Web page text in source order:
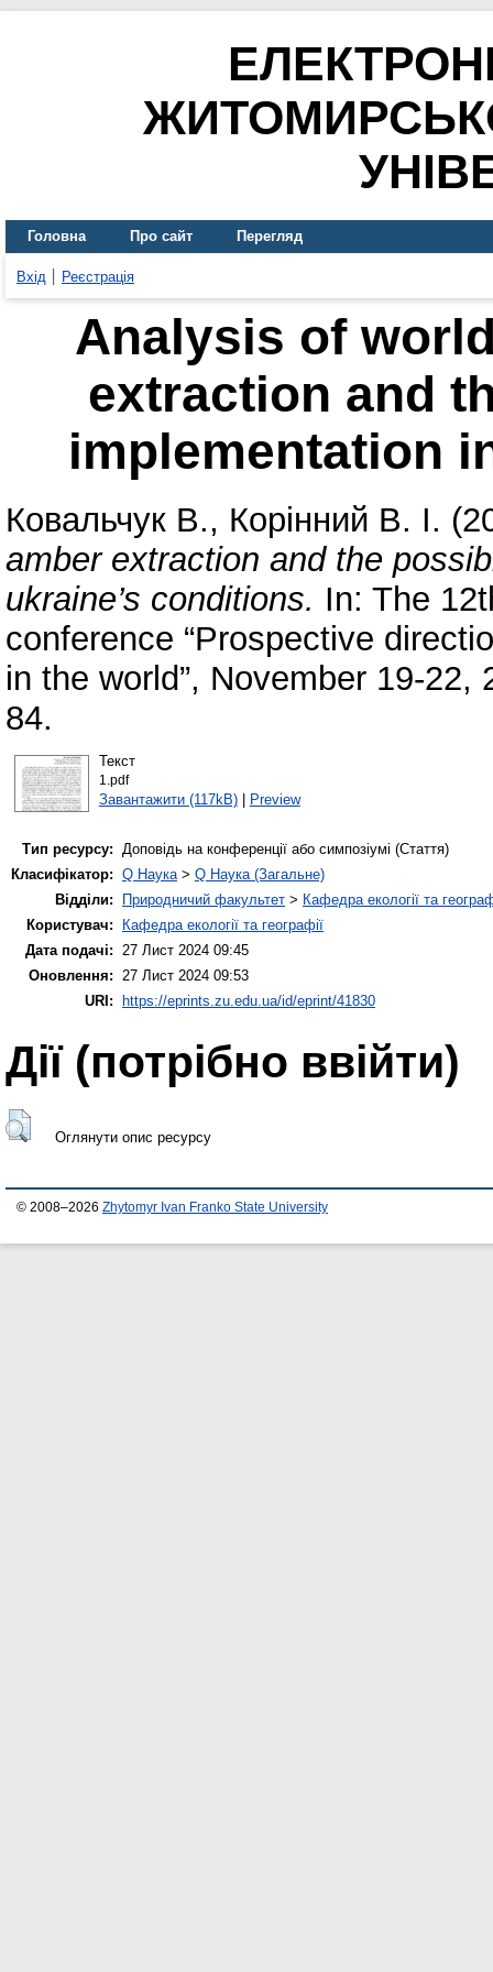
Головна Про сайт Перегляд
Вхід Реєстрація
Analysis of
еxtraction and
іmplementation
Ковальчук В., Корінний В. І.
amber еxtraction and the
ukraine’s conditions. In: The
conference “Prospective
in the world”, November 19-
84.
Текст
1.pdf
Завантажити (117kB)| Preview
Тип ресурсу: Доповідь на конференції або симпозіумі (Стаття)
Класифікатор: Q Наука> Q Наука (Загальне)
Відділи:
Природничий факультет > Кафедра екології та
Користувач:
Кафедра екології та географії
Дата подачі: 27 Лист 2024 09:45
Оновлення: 27 Лист 2024 09:53
URI:
https://eprints.zu.edu.ua/id/eprint/41830
Дії ​​(потрібно ввійти)
Оглянути опис ресурсу
© 2008–2026 Zhytomyr Ivan Franko State University